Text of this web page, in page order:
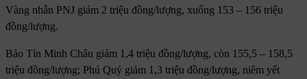
Vàng nhẫn PNJ giảm 2 triệu đồng/lượng, xuống 153 – 156 triệu
đồng/lượng.
Bảo Tín Minh Châu giảm 1,4 triệu đồng/lượng, còn 155,5 – 158,5
triệu đồng/lượng; Phú Quý giảm 1,3 triệu đồng/lượng, niêm yết